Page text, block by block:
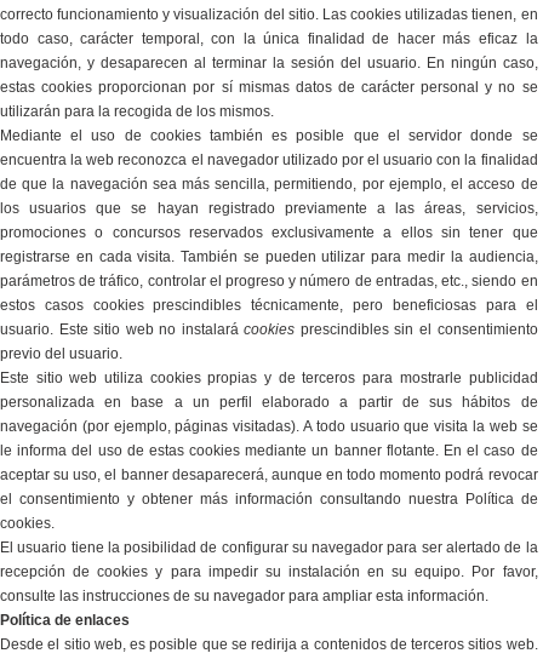
correcto funcionamiento y visualización del sitio. Las cookies utilizadas tienen, en
todo caso, carácter temporal, con la única finalidad de hacer más eficaz la
navegación, y desaparecen al terminar la sesión del usuario. En ningún caso,
estas cookies proporcionan por sí mismas datos de carácter personal y no se
utilizarán para la recogida de los mismos.
Mediante el uso de cookies también es posible que el servidor donde se
encuentra la web reconozca el navegador utilizado por el usuario con la finalidad
de que la navegación sea más sencilla, permitiendo, por ejemplo, el acceso de
los usuarios que se hayan registrado previamente a las áreas, servicios,
promociones o concursos reservados exclusivamente a ellos sin tener que
registrarse en cada visita. También se pueden utilizar para medir la audiencia,
parámetros de tráfico, controlar el progreso y número de entradas, etc., siendo en
estos casos cookies prescindibles técnicamente, pero beneficiosas para el
usuario. Este sitio web no instalarácookies prescindibles sin el consentimiento
previo del usuario.
Este sitio web utiliza cookies propias y de terceros para mostrarle publicidad
personalizada en base a un perfil elaborado a partir de sus hábitos de
navegación (por ejemplo, páginas visitadas). A todo usuario que visita la web se
le informa del uso de estas cookies mediante un banner flotante. En el caso de
aceptar su uso, el banner desaparecerá, aunque en todo momento podrá revocar
el consentimiento y obtener más información consultando nuestra Política de
cookies.
El usuario tiene la posibilidad de configurar su navegador para ser alertado de la
recepción de cookies y para impedir su instalación en su equipo. Por favor,
consulte las instrucciones de su navegador para ampliar esta información.
Política de enlaces
Desde el sitio web, es posible que se redirija a contenidos de terceros sitios web.